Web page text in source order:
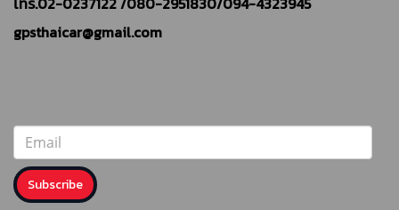
gpsthaicar@gmail.com
Subscribe